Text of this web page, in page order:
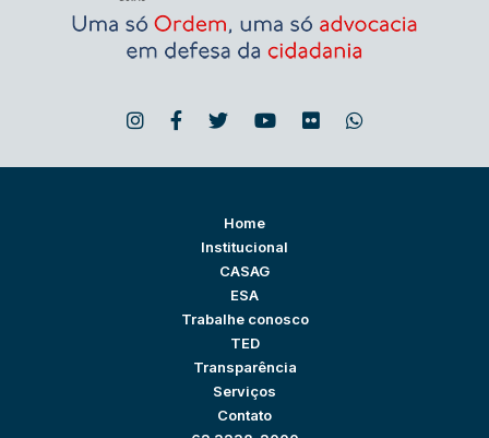
Home
Institucional
CASAG
ESA
Trabalhe conosco
TED
Transparência
Serviços
Contato